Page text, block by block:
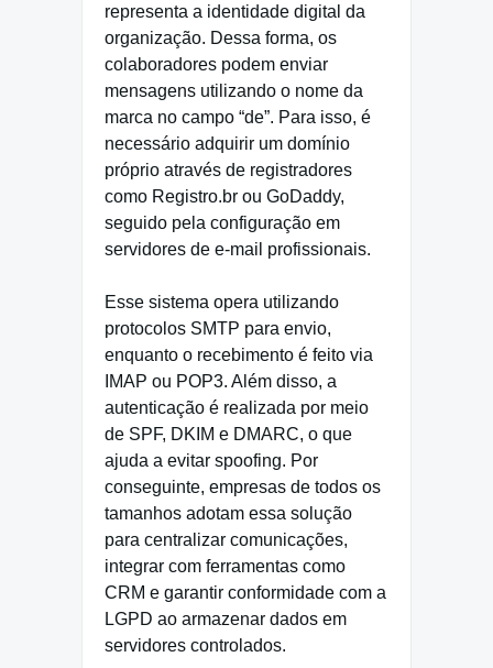
representa a identidade digital da
organização. Dessa forma, os
colaboradores podem enviar
mensagens utilizando o nome da
marca no campo “de”. Para isso, é
necessário adquirir um domínio
próprio através de registradores
como Registro.br ou GoDaddy,
seguido pela configuração em
servidores de e-mail profissionais.
Esse sistema opera utilizando
protocolos SMTP para envio,
enquanto o recebimento é feito via
IMAP ou POP3. Além disso, a
autenticação é realizada por meio
de SPF, DKIM e DMARC, o que
ajuda a evitar spoofing. Por
conseguinte, empresas de todos os
tamanhos adotam essa solução
para centralizar comunicações,
integrar com ferramentas como
CRM e garantir conformidade com a
LGPD ao armazenar dados em
servidores controlados.